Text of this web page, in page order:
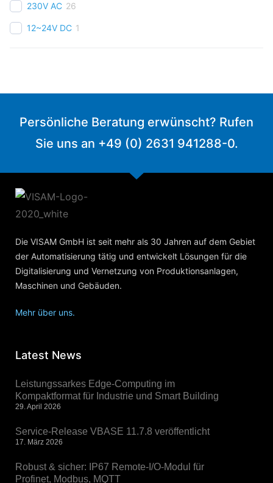
230V AC 26
12~24V DC 1
Persönliche Beratung erwünscht? Rufen
Sie uns an +49 (0) 2631 941288-0.
Die VISAM GmbH ist seit mehr als 30 Jahren auf dem Gebiet
der Automatisierung tätig und entwickelt Lösungen für die
Digitalisierung und Vernetzung von Produktionsanlagen,
Maschinen und Gebäuden.
Mehr über uns.
Latest News
Leistungssarkes Edge-Computing im
Kompaktformat für Industrie und Smart Building
29. April 2026
Service-Release VBASE 11.7.8 veröffentlicht
17. März 2026
Robust & sicher: IP67 Remote-I/O-Modul für
Profinet, Modbus, MQTT